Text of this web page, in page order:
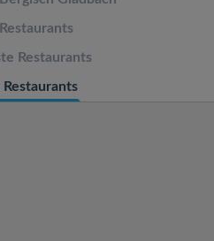
Restaurants
Restaurants